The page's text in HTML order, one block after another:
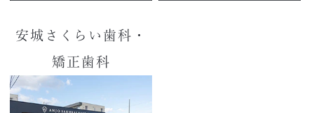
安城さくらい歯科・
矯正歯科